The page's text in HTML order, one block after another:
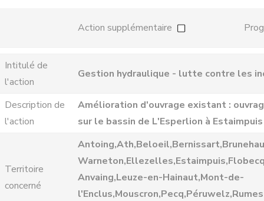
Action supplémentaire
Intitulé de
l'action
Gestion hydraulique - lutte contre les
Description de
l'action
Amélioration d'ouvrage existant :
sur le bassin de L'Esperlion à Estaimpuis
Territoire
concerné
Anvaing,Leuze-en-Hainaut,Mont-de-